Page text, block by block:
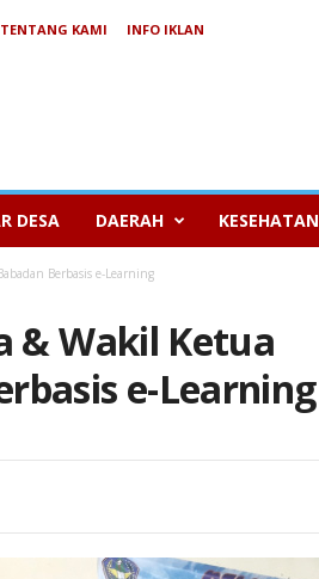
TENTANG KAMI
INFO IKLAN
DESA DAERAH KESEHATAN
Berbasis e-Learning
& Wakil Ketua
e-Learning